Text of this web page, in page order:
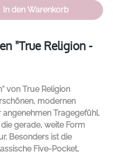
den gewünschten
In den Warenkorb
"True Religion -
von True Religion
modernen
Tragegefühl.
gerade, weite Form
Besonders ist die
Five-Pocket,